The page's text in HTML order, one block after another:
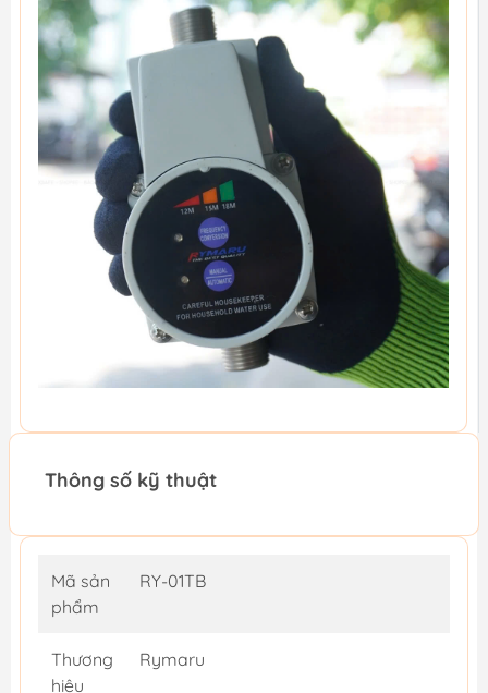
Thông số kỹ thuật
Mã sản
phẩm
RY-01TB
Thương
hiệu
Rymaru